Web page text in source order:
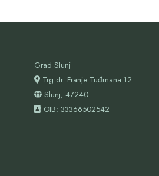
Grad Slunj
Trg dr. Franje Tuđmana 12
Slunj, 47240
OIB: 33366502542